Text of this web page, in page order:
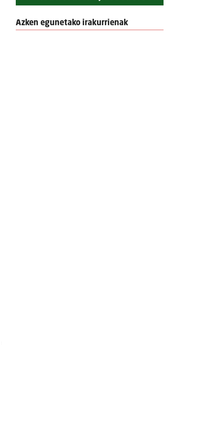
Azken egunetako irakurrienak